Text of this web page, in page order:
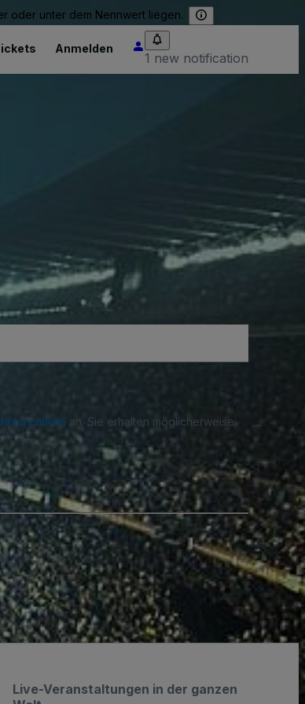
oder unter dem Nennwert liegen.
Anmelden
1 new notification
an. Sie erhalten möglicherweise
Live-Veranstaltungen in der ganzen